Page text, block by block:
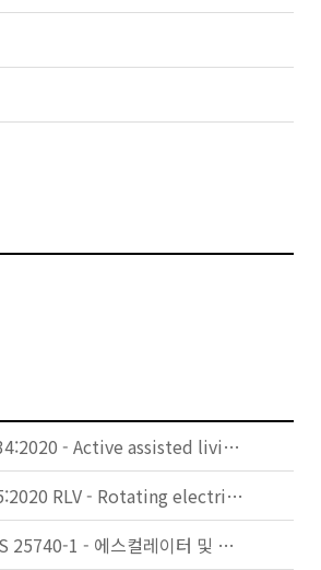
IEC TS 63134:2020 - Active assisted living (AAL) use cases
IEC 60034-5:2020 RLV - Rotating electrical machines - Part 5: Degrees of protection provided by the integral design of rotating electrical machines (IP code) - Classification
KS B ISO/TS 25740-1 - 에스컬레이터 및 무빙워크에 대한 안전요건 — 제1부: 세계공통 필수 안전요건(GESRs)